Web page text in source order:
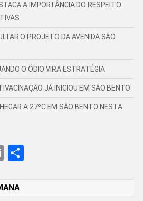
A IMPORTÂNCIA DO RESPEITO
O PROJETO DA AVENIDA SÃO
O ÓDIO VIRA ESTRATÉGIA
JÁ INICIOU EM SÃO BENTO
A 27ºC EM SÃO BENTO NESTA
Email